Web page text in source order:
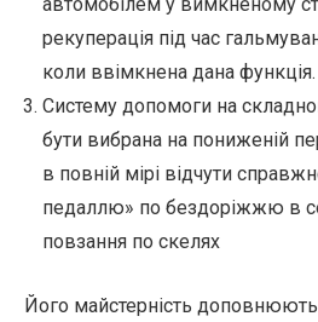
рекуперація під час
коли ввімкнена дана функція.
Систему допомоги на
бути вибрана на пониженій
в повній мірі відчути
педаллю» по бездоріжжю в
повзання по скелях
Його майстерність доповнюють